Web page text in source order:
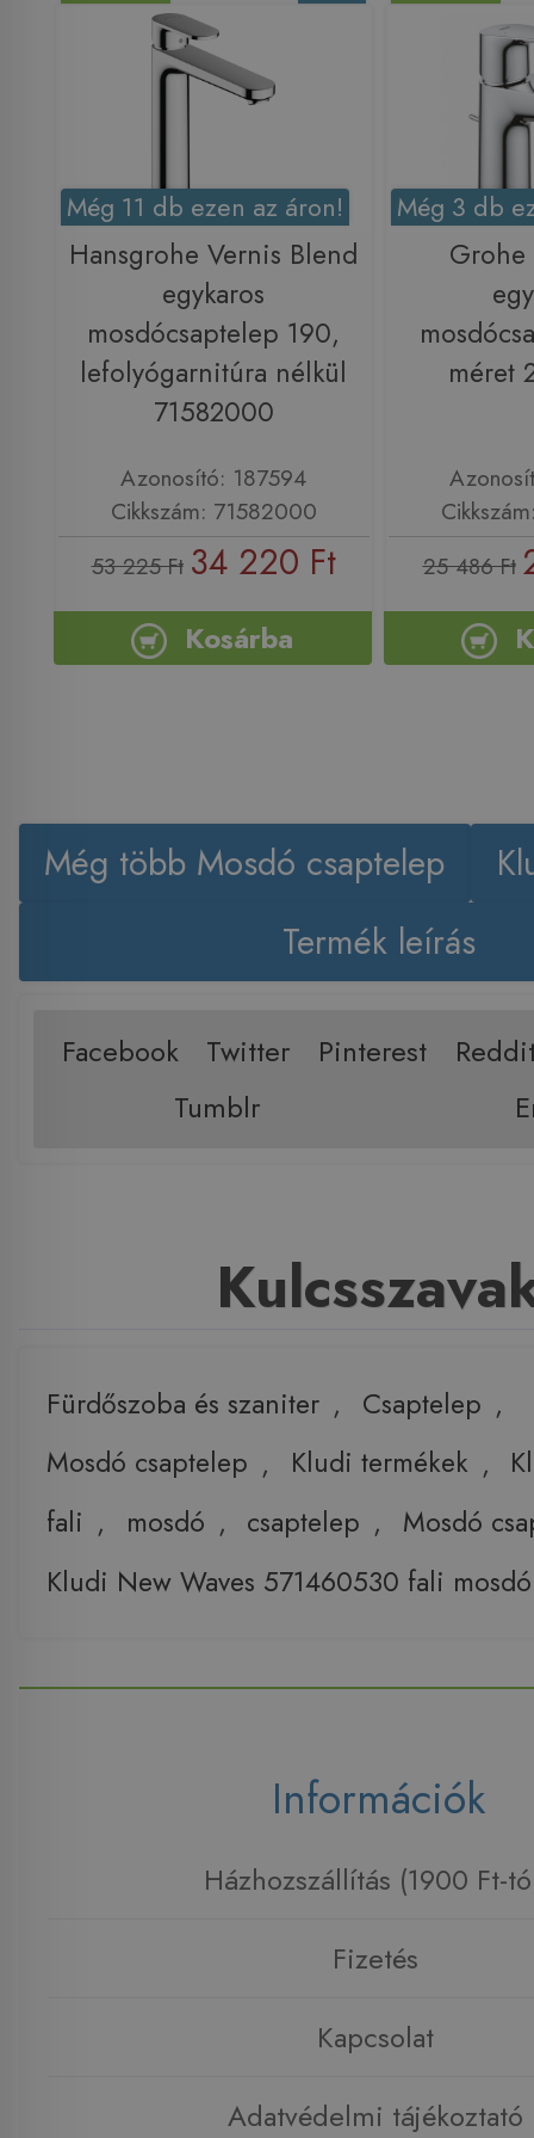
Még 11 db ezen az áron!
Hansgrohe Vernis Blend
egykaros
mosdócsaptelep 190,
lefolyógarnitúra nélkül
71582000
Azonosító: 187594
Cikkszám: 71582000
53 225 Ft 34 220 Ft
Kosárba
Még 3 db
Grohe
méret
25 486 Ft
Még több Mosdó csaptelep
Termék leírás
Facebook Twitter Pinterest
Tumblr
Fürdőszoba és szaniter , Csaptelep ,
Mosdó csaptelep , Kludi termékek ,
fali , mosdó , csaptelep ,
Mosdó
Kludi New Waves 571460530 fali
Információk
Házhozszállítás (1900 Ft-
Fizetés
Kapcsolat
Adatvédelmi tájékoztató